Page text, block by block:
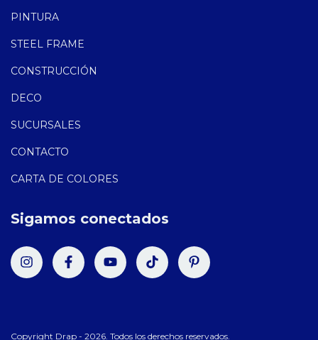
PINTURA
STEEL FRAME
CONSTRUCCIÓN
DECO
SUCURSALES
CONTACTO
CARTA DE COLORES
Sigamos conectados
Copyright Drap - 2026. Todos los derechos reservados.